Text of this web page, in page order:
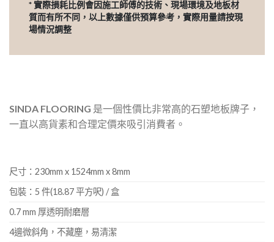
* 實際損耗比例會因施工師傅的技術、現場環境及地板材
質而有所不同，以上數據僅供預算參考，實際用量請按現
場情況調整
SINDA FLOORING 是一個性價比非常高的石塑地板牌子，
一直以高貨素和合理定價來吸引消費者。
尺寸：230mm x 1524mm x 8mm
包裝：5 件(18.87 平方呎) / 盒
0.7 mm 厚透明耐磨層
4邊微斜角，不藏塵，易清潔